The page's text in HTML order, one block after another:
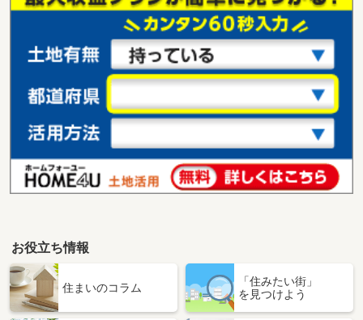
お役立ち情報
住まいのコラム
「住みたい街」
を見つけよう